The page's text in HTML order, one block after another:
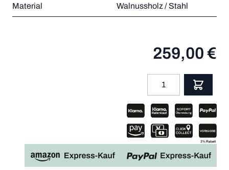
Material Walnussholz / Stahl
259,00 €